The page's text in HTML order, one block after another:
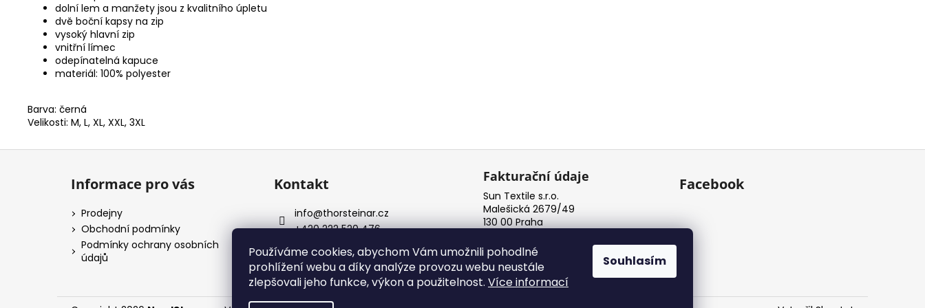
Používáme cookies, abychom Vám umožnili pohodlné
prohlížení webu a díky analýze provozu webu neustále
zlepšovali jeho funkce, výkon a použitelnost. Více informací
Souhlasím
dolní lem a manžety jsou z kvalitního úpletu
dvě boční kapsy na zip
vysoký hlavní zip
vnitřní límec
odepínatelná kapuce
materiál: 100% polyester
Barva: černá
Velikosti: M, L, XL, XXL, 3XL
Z
Informace pro vás
Prodejny
Obchodní podmínky
Podmínky ochrany osobních
údajů
Kontakt
info@thorsteinar.cz
+420 222 520 476
Nordstore
Fakturační údaje
Sun Textile s.r.o.
Malešická 2679/49
130 00 Praha
Facebook